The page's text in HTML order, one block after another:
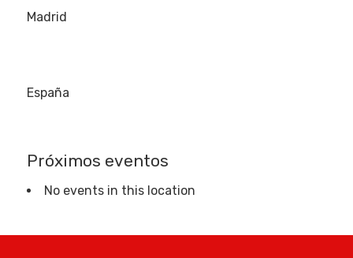
Madrid
España
Próximos eventos
No events in this location